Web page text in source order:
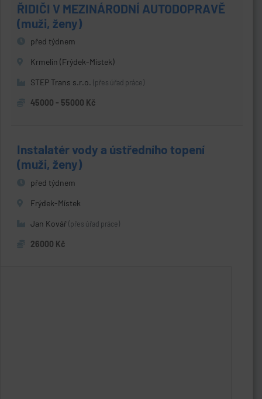
ŘIDIČI V MEZINÁRODNÍ AUTODOPRAVĚ
(muži, ženy)
před týdnem
Krmelín (Frýdek-Místek)
STEP Trans s.r.o. (přes úřad práce)
45000 - 55000 Kč
Instalatér vody a ústředního topení
(muži, ženy)
před týdnem
Frýdek-Místek
Jan Kovář (přes úřad práce)
26000 Kč